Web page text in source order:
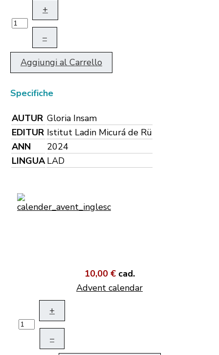
+
–
Aggiungi al Carrello
Specifiche
AUTUR Gloria Insam
EDITUR Istitut Ladin Micurá de Rü
ANN
2024
LINGUA LAD
10,00 € cad.
Advent calendar
+
–